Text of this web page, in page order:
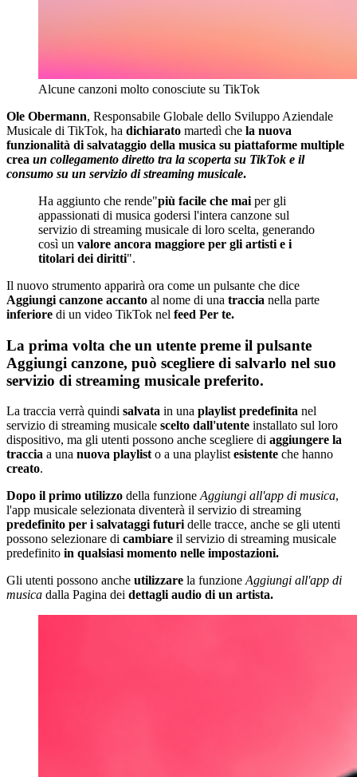
Alcune canzoni molto conosciute su TikTok
Ole Obermann, Responsabile Globale dello Sviluppo Aziendale
Musicale di TikTok, ha dichiarato martedì che la nuova
funzionalità di salvataggio della musica su piattaforme multiple
crea un collegamento diretto tra la scoperta su TikTok e il
consumo su un servizio di streaming musicale.
Ha aggiunto che rende"più facile che mai per gli
appassionati di musica godersi l'intera canzone sul
servizio di streaming musicale di loro scelta, generando
così un valore ancora maggiore per gli artisti e i
titolari dei diritti".
Il nuovo strumento apparirà ora come un pulsante che dice
Aggiungi canzone accanto al nome di una traccia nella parte
inferiore di un video TikTok nel feed Per te.
La prima volta che un utente preme il pulsante
Aggiungi canzone, può scegliere di salvarlo nel suo
servizio di streaming musicale preferito.
La traccia verrà quindi salvata in una playlist predefinita nel
servizio di streaming musicale scelto dall'utente installato sul loro
dispositivo, ma gli utenti possono anche scegliere di aggiungere la
traccia a una nuova playlist o a una playlist esistente che hanno
creato.
Dopo il primo utilizzo della funzione Aggiungi all'app di musica,
l'app musicale selezionata diventerà il servizio di streaming
predefinito per i salvataggi futuri delle tracce, anche se gli utenti
possono selezionare di cambiare il servizio di streaming musicale
predefinito in qualsiasi momento nelle impostazioni.
Gli utenti possono anche utilizzare la funzione Aggiungi all'app di
musica dalla Pagina dei dettagli audio di un artista.